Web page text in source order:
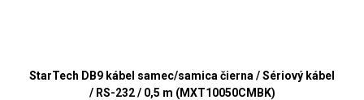
StarTech DB9 kábel samec/samica čierna / Sériový kábel
/ RS-232 / 0,5 m (MXT10050CMBK)